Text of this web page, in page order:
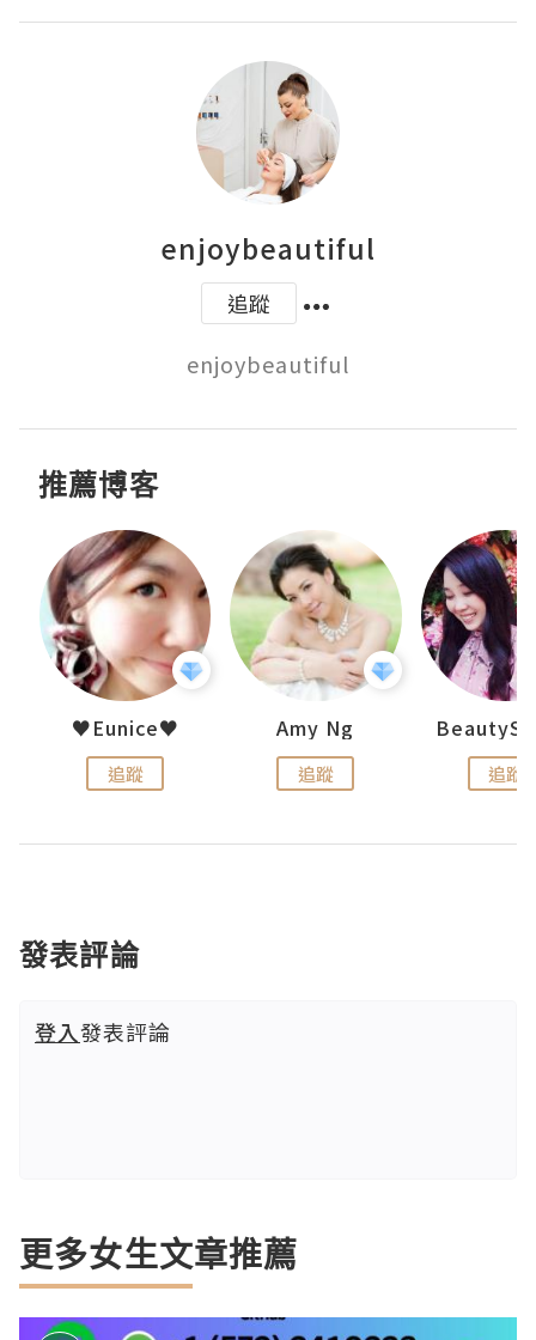
enjoybeautiful
追蹤
enjoybeautiful
推薦博客
♥Eunice♥
追蹤
Amy Ng
追蹤 追蹤
發表評論
登入發表評論
更多女生文章推薦